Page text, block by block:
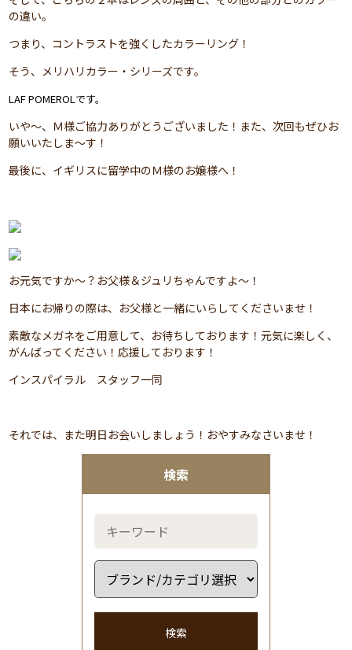
検索
検索
の違い。
つまり、コントラストを強くしたカラーリング！
そう、メリハリカラー・シリーズです。
LAF POMEROLです。
いや～、Ｍ様ご協力ありがとうございました！また、次回もぜひお
願いいたしま～す！
最後に、イギリスに留学中のＭ様のお嬢様へ！
お元気ですか～？お父様＆ジュリちゃんですよ～！
日本にお帰りの際は、お父様と一緒にいらしてくださいませ！
素敵なメガネをご用意して、お待ちしております！元気に楽しく、
がんばってください！応援しております！
インスパイラル スタッフ一同
それでは、また明日お会いしましょう！おやすみなさいませ！